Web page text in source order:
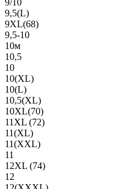
9,5(L)
9XL(68)
9,5-10
10м
10,5
10
10(XL)
10(L)
10,5(XL)
10XL(70)
11XL (72)
11(XL)
11(XXL)
11
12XL (74)
12